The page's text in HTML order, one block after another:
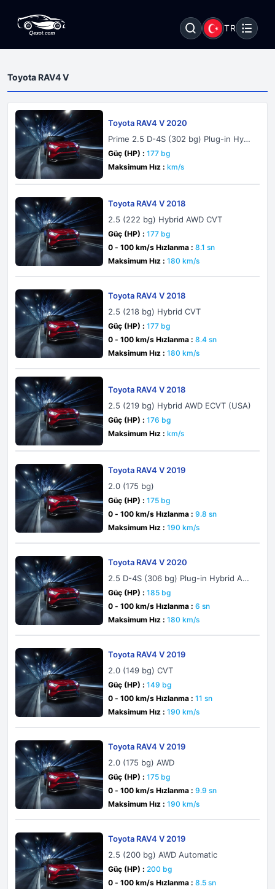
TR
Toyota RAV4 V
Toyota RAV4 V 2020
Prime 2.5 D-4S (302 bg) Plug-in Hybri
d AWD ECVT
Güç (HP) : 177 bg
Maksimum Hız : km/s
Toyota RAV4 V 2018
2.5 (222 bg) Hybrid AWD CVT
Güç (HP) : 177 bg
0 - 100 km/s Hızlanma : 8.1 sn
Maksimum Hız : 180 km/s
Toyota RAV4 V 2018
2.5 (218 bg) Hybrid CVT
Güç (HP) : 177 bg
0 - 100 km/s Hızlanma : 8.4 sn
Maksimum Hız : 180 km/s
Toyota RAV4 V 2018
2.5 (219 bg) Hybrid AWD ECVT (USA)
Güç (HP) : 176 bg
Maksimum Hız : km/s
Toyota RAV4 V 2019
2.0 (175 bg)
Güç (HP) : 175 bg
0 - 100 km/s Hızlanma : 9.8 sn
Maksimum Hız : 190 km/s
Toyota RAV4 V 2020
2.5 D-4S (306 bg) Plug-in Hybrid AW
D-i e-CVT
Güç (HP) : 185 bg
0 - 100 km/s Hızlanma : 6 sn
Maksimum Hız : 180 km/s
Toyota RAV4 V 2019
2.0 (149 bg) CVT
Güç (HP) : 149 bg
0 - 100 km/s Hızlanma : 11 sn
Maksimum Hız : 190 km/s
Toyota RAV4 V 2019
2.0 (175 bg) AWD
Güç (HP) : 175 bg
0 - 100 km/s Hızlanma : 9.9 sn
Maksimum Hız : 190 km/s
Toyota RAV4 V 2019
2.5 (200 bg) AWD Automatic
Güç (HP) : 200 bg
0 - 100 km/s Hızlanma : 8.5 sn